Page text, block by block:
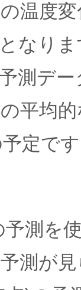
温度
なり
測デ
平均
定で
測を
測が